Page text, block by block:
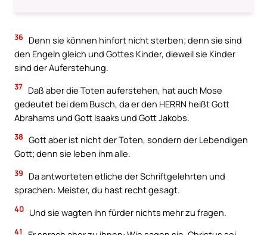
36 Denn sie können hinfort nicht sterben; denn sie sind
den Engeln gleich und Gottes Kinder, dieweil sie Kinder
sind der Auferstehung.
37 Daß aber die Toten auferstehen, hat auch Mose
gedeutet bei dem Busch, da er den HERRN heißt Gott
Abrahams und Gott Isaaks und Gott Jakobs.
38 Gott aber ist nicht der Toten, sondern der Lebendigen
Gott; denn sie leben ihm alle.
39
Da antworteten etliche der Schriftgelehrten und
sprachen: Meister, du hast recht gesagt.
40 Und sie wagten ihn fürder nichts mehr zu fragen.
41